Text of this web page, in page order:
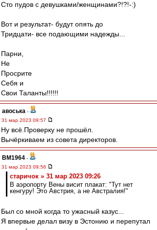
Сто пудов с девушками/женщинами?!?!-:)
Вот и результат- будут опять до
Тридцати- все подающими надежды...
Парни,
Не
Просрите
Себя и
Свои Таланты!!!!!!
авоська -
31 мар 2023 09:57
Ну всё.Проверку не прошёл.
Вычёркиваем из совета директоров.
BM1964 -
31 мар 2023 09:56
старичок » 31 мар 2023 09:26
В аэропорту Вены висит плакат: "Тут нет
кенгуру! Это Австрия, а не Австралия!"
Был со мной когда то ужасный казус...
Я впервые делал визу в Эстонию и перепутал